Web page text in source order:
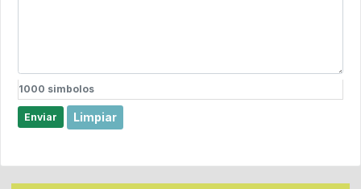
1000 simbolos
Enviar Limpiar